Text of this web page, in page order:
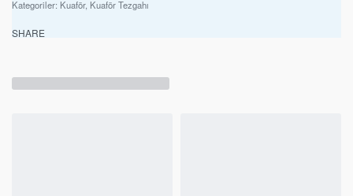
Kategoriler: Kuaför, Kuaför Tezgahı
SHARE